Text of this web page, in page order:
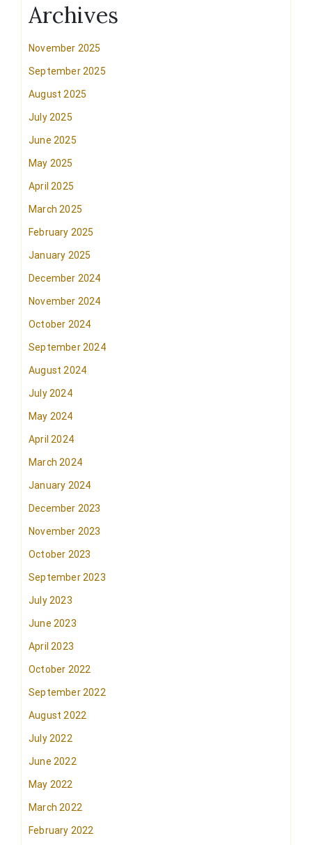
Archives
November 2025
September 2025
August 2025
July 2025
June 2025
May 2025
April 2025
March 2025
February 2025
January 2025
December 2024
November 2024
October 2024
September 2024
August 2024
July 2024
May 2024
April 2024
March 2024
January 2024
December 2023
November 2023
October 2023
September 2023
July 2023
June 2023
April 2023
October 2022
September 2022
August 2022
July 2022
June 2022
May 2022
March 2022
February 2022